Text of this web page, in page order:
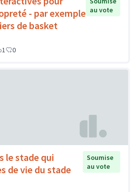
- par exemple
de basket
au vote
1 0
le stade qui
de vie du stade
Soumise
au vote